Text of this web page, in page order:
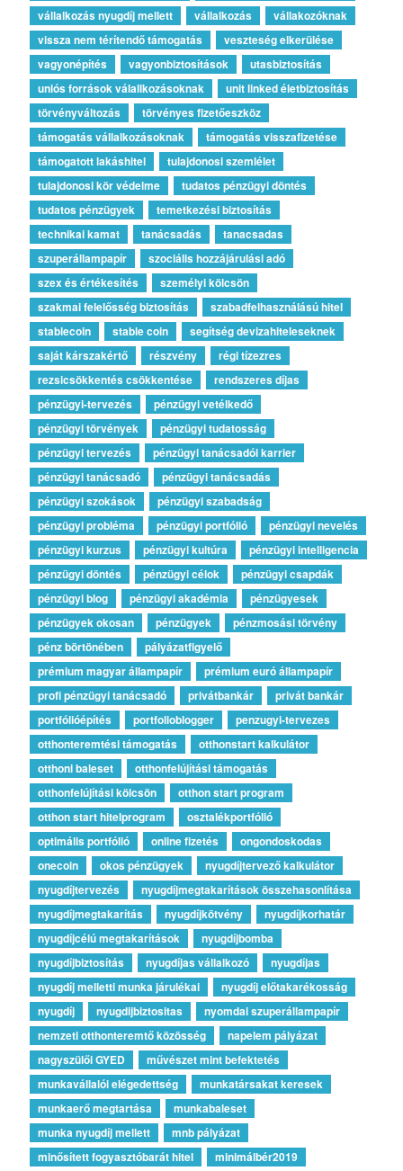
vállalkozás nyugdíj mellett vállalkozás
vállakozóknak
vissza nem térítendő támogatás
veszteség elkerülése
vagyonépítés
vagyonbiztosítások
utasbiztosítás
uniós források válallkozásoknak
unit linked életbiztosítás
törvényváltozás
törvényes fizetőeszköz
támogatás vállalkozásoknak
támogatás visszafizetése
támogatott lakáshitel
tulajdonosi szemlélet
tulajdonosi kör védelme
tudatos pénzügyi döntés
tudatos pénzügyek
temetkezési biztosítás
technikai kamat
tanácsadás
tanacsadas
szuperállampapír
szociális hozzájárulási adó
szex és értékesítés
személyi kölcsön
szakmai felelősség biztosítás
szabadfelhasználású hitel
stablecoin
stable coin
segítség devizahiteleseknek
saját kárszakértő
részvény
régi tízezres
rezsicsökkentés csökkentése
rendszeres díjas
pénzügyi-tervezés
pénzügyi vetélkedő
pénzügyi törvények
pénzügyi tudatosság
pénzügyi tervezés
pénzügyi tanácsadói karrier
pénzügyi tanácsadó
pénzügyi tanácsadás
pénzügyi szokások
pénzügyi szabadság
pénzügyi probléma
pénzügyi portfólió
pénzügyi nevelés
pénzügyi kurzus
pénzügyi kultúra
pénzügyi intelligencia
pénzügyi döntés
pénzügyi célok
pénzügyi csapdák
pénzügyi blog
pénzügyi akadémia
pénzügyesek
pénzügyek okosan
pénzügyek
pénzmosási törvény
pénz börtönében
pályázatfigyelő
prémium magyar állampapír
prémium euró állampapír
profi pénzügyi tanácsadó
privátbankár
privát bankár
portfólióépítés
portfolioblogger
penzugyi-tervezes
otthonteremtési támogatás
otthonstart kalkulátor
otthoni baleset
otthonfelújítási támogatás
otthonfelújítási kölcsön
otthon start program
otthon start hitelprogram
osztalékportfólió
optimális portfólió
online fizetés
ongondoskodas
onecoin
okos pénzügyek
nyugdíjtervező kalkulátor
nyugdíjtervezés
nyugdíjmegtakarítások összehasonlítása
nyugdíjmegtakarítás
nyugdíjkötvény
nyugdíjkorhatár
nyugdíjcélú megtakarítások
nyugdíjbomba
nyugdíjbiztosítás
nyugdíjas vállalkozó
nyugdíjas
nyugdíj melletti munka járulékai
nyugdíj előtakarékosság
nyugdíj
nyugdijbiztositas
nyomdai szuperállampapír
nemzeti otthonteremtő közösség
napelem pályázat
nagyszülői GYED
művészet mint befektetés
munkavállalói elégedettség
munkatársakat keresek
munkaerő megtartása
munkabaleset
munka nyugdíj mellett
mnb pályázat
minősített fogyasztóbarát hitel
minimálbér2019